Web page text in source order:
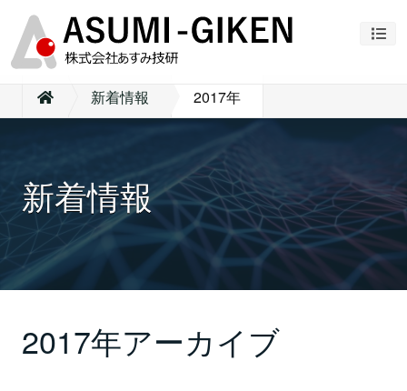
ナビ
新着情報 2017年
新着情報
2017年アーカイブ